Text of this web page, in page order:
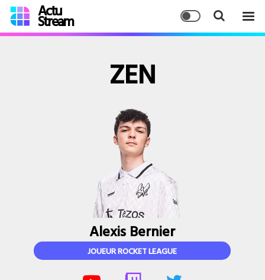
Actu
Stream
ZEN
Alexis Bernier
JOUEUR ROCKET LEAGUE